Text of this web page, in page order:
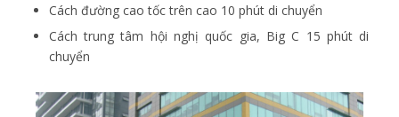
Cách đường cao tốc trên cao 10 phút di chuyển
Cách trung tâm hội nghị quốc gia, Big C 15 phút di
chuyển